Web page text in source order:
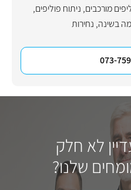
מורכבים, ניתוח פוליפים,
בשינה, נחירות
073-
לא חלק
שלנו?